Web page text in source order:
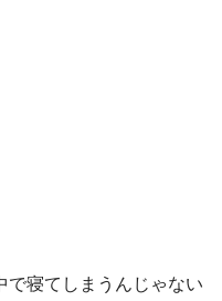
で寝てしまうんじゃない